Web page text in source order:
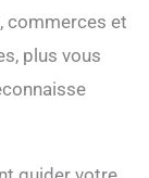
commerces et
plus vous